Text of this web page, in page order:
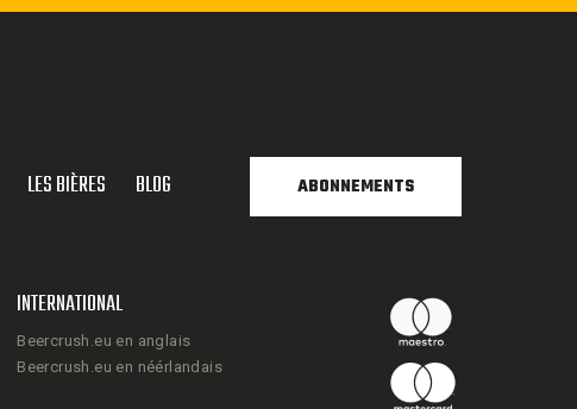
LES BIÈRES BLOG ABONNEMENTS
INTERNATIONAL
Beercrush.eu en anglais
Beercrush.eu en néérlandais